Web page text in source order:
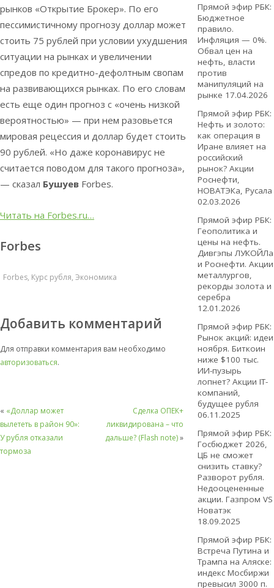
рынков «Открытие Брокер». По его
пессимистичному прогнозу доллар может
стоить 75 рублей при условии ухудшения
ситуации на рынках и увеличении
спредов по кредитно-дефолтным свопам
на развивающихся рынках. По его словам
есть еще один прогноз с «очень низкой
вероятностью» — при нем разовьется
мировая рецессия и доллар будет стоить
90 рублей. «Но даже коронавирус не
считается поводом для такого прогноза»,
— сказал Бушуев Forbes.
Читать на Forbes.ru…
Forbes
Forbes, Курс рубля, Экономика
Добавить комментарий
Для отправки комментария вам необходимо
авторизоваться.
« «Доллар может
вылететь в район 90»:
У рубля отказали
тормоза
Сделка ОПЕК+
ликвидирована – что
дальше? (Flash note)»
Прямой эфир РБК:
Бюджетное
правило.
Инфляция — 0%.
Обвал цен на
нефть, власти
против
манипуляций на
рынке 17.04.2026
Прямой эфир РБК:
Нефть и золото:
как операция в
Иране влияет на
российский
рынок? Акции
Роснефти,
НОВАТЭКа, Русала
02.03.2026
Прямой эфир РБК:
Геополитика и
цены на нефть.
Дивгэпы ЛУКОЙЛа
и Роснефти. Акции
металлургов,
рекорды золота и
серебра
12.01.2026
Прямой эфир РБК:
Рынок акций: идеи
ноября. Биткоин
ниже $100 тыс.
ИИ-пузырь
лопнет? Акции IT-
компаний,
будущее рубля
06.11.2025
Прямой эфир РБК:
Госбюджет 2026,
ЦБ не сможет
снизить ставку?
Разворот рубля.
Недооцененные
акции. Газпром VS
Новатэк
18.09.2025
Прямой эфир РБК:
Встреча Путина и
Трампа на Аляске:
индекс Мосбиржи
превысил 3000 п.